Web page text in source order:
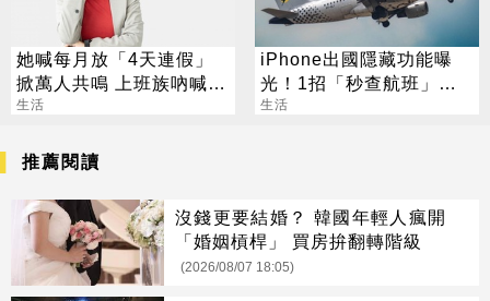
她喊每月放「4天連假」
掀萬人共鳴 上班族吶喊：
這樣才活得像人
生活
iPhone出國隱藏功能曝
光！1招「秒查航班」萬
人狂讚：超方便
生活
推薦閱讀
沒錢更要結婚？ 韓國年輕人瘋開
「婚姻槓桿」 買房拚翻轉階級
(2026/08/07 18:05)